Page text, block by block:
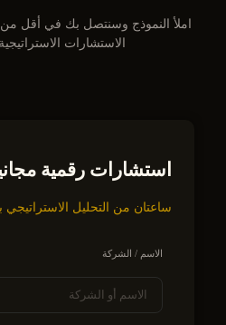
الاستشارات
استشارات رقمية
ساعتان من التحليل الاستراتيجي
الاسم / الشركة